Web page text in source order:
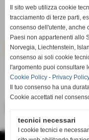
remove_circle
AVVISA
Il sito web utilizza cookie
tracciamento di terze parti,
consenso dell'utente, anche
Paesi non appartenenti allo
Norvegia, Liechtenstein,
consenso ai soli cookie
l'argomento puoi consultare
Cookie Policy - Privacy
Il tuo consenso ha una
Cookie accettati nel
tecnici necessari
I cookie tecnici e